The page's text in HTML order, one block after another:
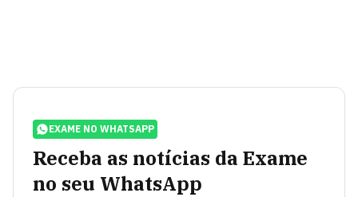
EXAME NO WHATSAPP
Receba as notícias da Exame
no seu WhatsApp